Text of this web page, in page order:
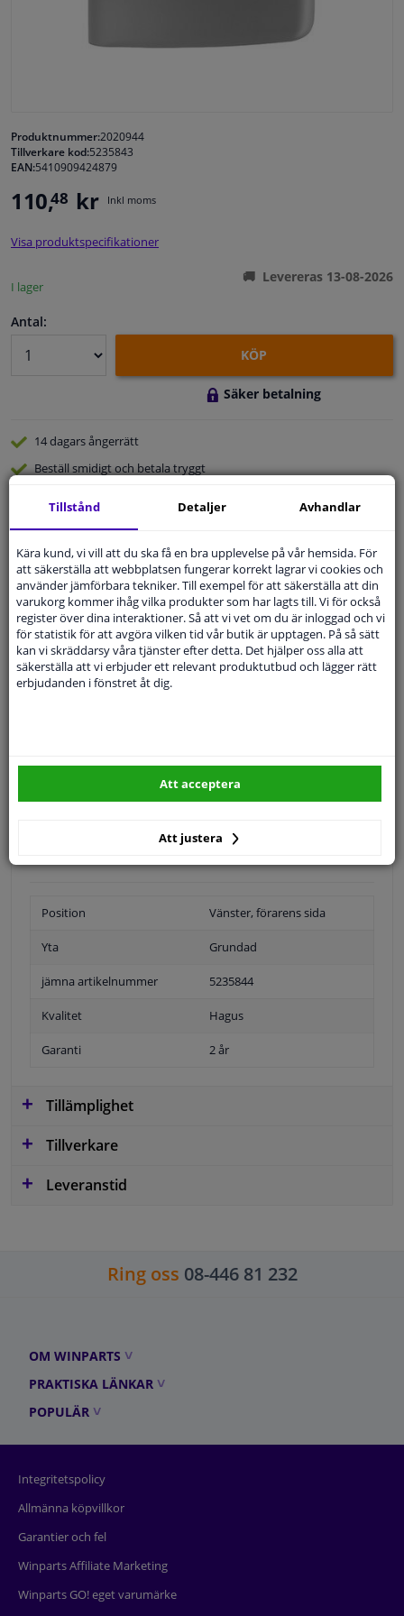
Fönster & Tillbehör
Bilvård & Tillbehör
Produktnummer:2020944
Tillverkare kod:5235843
EAN:5410909424879
110,48 kr Inkl moms
Visa produktspecifikationer
I lager
Levereras 13-08-2026
Antal:
KÖP
Säker betalning
14 dagarsångerrätt
Beställsmidigt och betala tryggt
Kundservice:08-446 81 232
Ställ din fråga hos våra produktspecialister.
Frågor Och Svar
SÖK
Position Vänster, förarens sida
Yta Grundad
jämna artikelnummer 5235844
Kvalitet Hagus
Garanti 2 år
Tillämplighet
Tillverkare
Leveranstid
Ring oss 08-446 81 232
OM WINPARTS
PRAKTISKA LÄNKAR
POPULÄR
Integritetspolicy
Allmänna köpvillkor
Garantier och fel
Winparts Affiliate Marketing
Winparts GO! eget varumärke
Tillstånd Detaljer Avhandlar
Kära kund, vi vill att du ska få en bra upplevelse på vår hemsida. För
att säkerställa att webbplatsen fungerar korrekt lagrar vi cookies och
använder jämförbara tekniker. Till exempel för att säkerställa att din
varukorg kommer ihåg vilka produkter som har lagts till. Vi för också
register över dina interaktioner. Så att vi vet om du är inloggad och vi
för statistik för att avgöra vilken tid vår butik är upptagen. På så sätt
kan vi skräddarsy våra tjänster efter detta. Det hjälper oss alla att
säkerställa att vi erbjuder ett relevant produktutbud och lägger rätt
erbjudanden i fönstret åt dig.
Att justera
Att acceptera